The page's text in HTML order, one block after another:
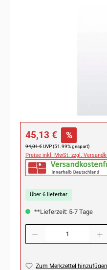
Verkaufspreis:
45,13 € %
Regulärer Preis:
94,01 €UVP (51.99% gespart)
Preise inkl. MwSt. zzgl.
Über 6 lieferbar
**Lieferzeit: 5-7 Tage
Produkt Anzahl: Gib den
Zum Merkzettel hinzufügen